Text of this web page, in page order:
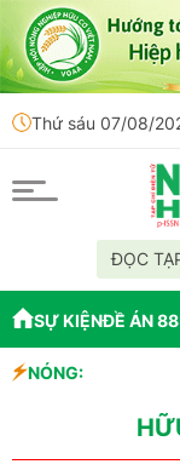
Thứ sáu 07/08/
ĐỌC
SỰ KIỆNĐỀ ÁN
NÓNG: